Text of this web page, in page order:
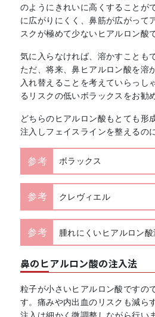
のようにきれいに高くすることが
に広がりにくく、鼻筋が広がって
スクが極めて少ないヒアルロン酸で
気に入らなければ、溶かすことも
ただ、将来、鼻ヒアルロン酸を溶
入れ替えることを考えていらっし
るリスクの低いボラックスをお勧
どちらのヒアルロン酸もとても形
注入しフェイスラインを整えるの
参考 ボラックス
参考 クレヴィエル
参考 腫れにくいヒアルロン
鼻のヒアルロン酸の注入法
粒子が小さいヒアルロン酸ですの
す。痛みや内出血のリスクも減ら